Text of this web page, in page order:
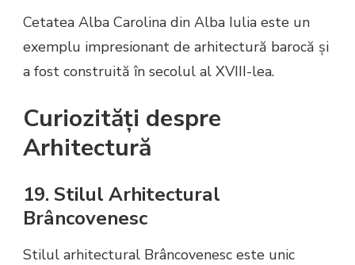
Cetatea Alba Carolina din Alba Iulia este un
exemplu impresionant de arhitectură barocă și
a fost construită în secolul al XVIII-lea.
Curiozități despre
Arhitectură
19. Stilul Arhitectural
Brâncovenesc
Stilul arhitectural Brâncovenesc este unic